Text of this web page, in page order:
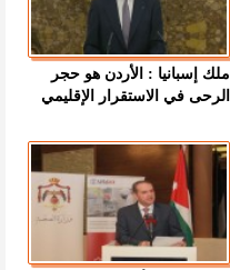
ملك إسبانيا : الأردن هو حجر
الرحى في الاستقرار الإقليمي